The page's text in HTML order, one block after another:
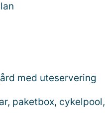
med uteservering
paketbox, cykelpool,